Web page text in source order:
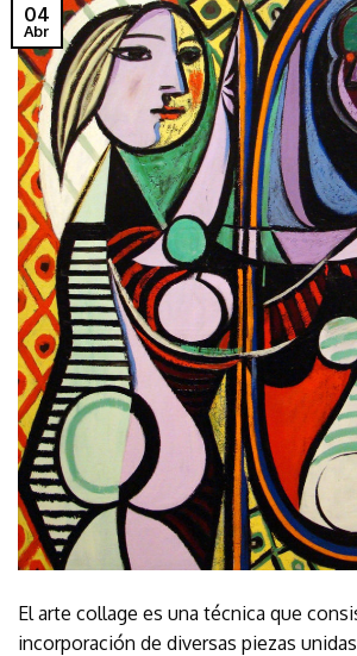
04
Abr
El arte collage es una técnica que
incorporación de diversas piezas